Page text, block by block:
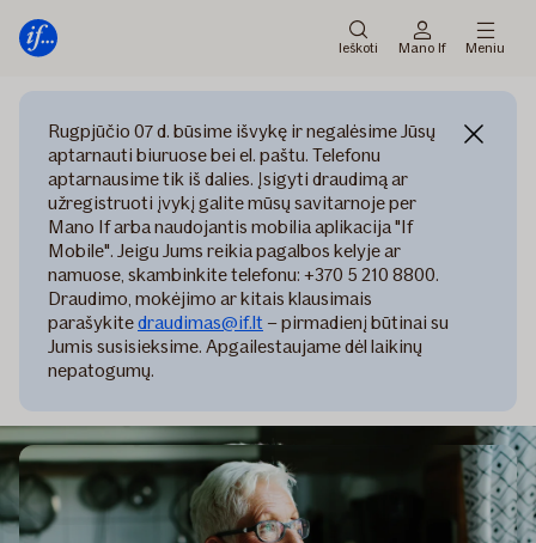
meniu
prie
Ieškoti Mano If Meniu
Rugpjūčio 07 d. būsime išvykę ir negalėsime Jūsų
aptarnauti biuruose bei el. paštu. Telefonu
aptarnausime tik iš dalies. Įsigyti draudimą ar
užregistruoti įvykį galite mūsų savitarnoje per
Mano If arba naudojantis mobilia aplikacija "If
Mobile". Jeigu Jums reikia pagalbos kelyje ar
namuose, skambinkite telefonu: +370 5 210 8800.
Draudimo, mokėjimo ar kitais klausimais
parašykitedraudimas@if.lt – pirmadienį būtinai su
Jumis susisieksime. Apgailestaujame dėl laikinų
nepatogumų.